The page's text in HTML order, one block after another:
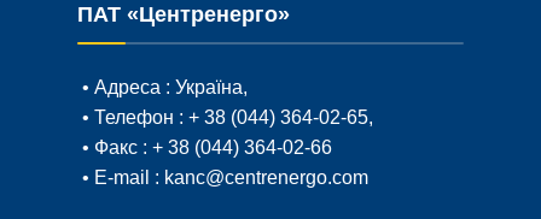
ПАТ «Центренерго»
• Адреса : Україна,
• Телефон : + 38 (044) 364-02-65,
• Факс : + 38 (044) 364-02-66
• E-mail : kanc@centrenergo.com